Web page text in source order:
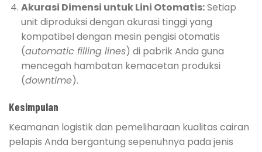
Akurasi Dimensi untuk Lini Otomatis:Setiap
unit diproduksi dengan akurasi tinggi yang
kompatibel dengan mesin pengisi otomatis
(automatic filling lines) di pabrik Anda guna
mencegah hambatan kemacetan produksi
(downtime).
Kesimpulan
Keamanan logistik dan pemeliharaan kualitas cairan
pelapis Anda bergantung sepenuhnya pada jenis